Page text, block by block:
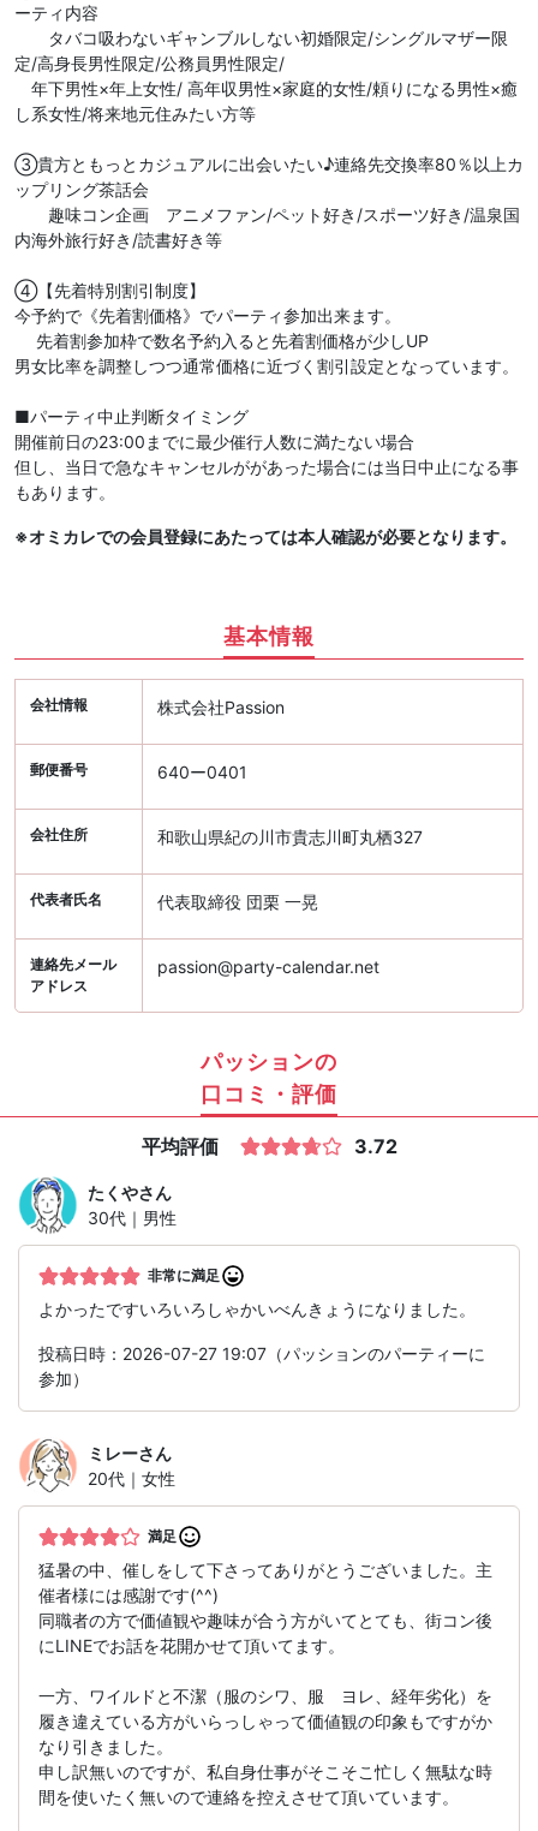
ーティ内容
タバコ吸わないギャンブルしない初婚限定/シングルマザー限
定/高身長男性限定/公務員男性限定/
年下男性×年上女性/ 高年収男性×家庭的女性/頼りになる男性×癒
し系女性/将来地元住みたい方等
③貴方ともっとカジュアルに出会いたい♪連絡先交換率80％以上カ
ップリング茶話会
趣味コン企画 アニメファン/ペット好き/スポーツ好き/温泉国
内海外旅行好き/読書好き等
④【先着特別割引制度】
今予約で《先着割価格》でパーティ参加出来ます。
先着割参加枠で数名予約入ると先着割価格が少しUP
男女比率を調整しつつ通常価格に近づく割引設定となっています。
■パーティ中止判断タイミング
開催前日の23:00までに最少催行人数に満たない場合
但し、当日で急なキャンセルががあった場合には当日中止になる事
もあります。
※オミカレでの会員登録にあたっては本人確認が必要となります。
基本情報
会社情報 株式会社Passion
郵便番号 640ー0401
会社住所 和歌山県紀の川市貴志川町丸栖327
代表者氏名 代表取締役 団栗 一晃
連絡先メール
アドレス
passion@party-calendar.net
パッションの
口コミ・評価
平均評価 3.72
たくやさん
30代｜男性
非常に満足
よかったですいろいろしゃかいべんきょうになりました。
投稿日時：2026-07-27 19:07（パッションのパーティーに
参加）
ミレーさん
20代｜女性
満足
猛暑の中、催しをして下さってありがとうございました。主
催者様には感謝です(^^)
同職者の方で価値観や趣味が合う方がいてとても、街コン後
にLINEでお話を花開かせて頂いてます。
一方、ワイルドと不潔（服のシワ、服 ヨレ、経年劣化）を
履き違えている方がいらっしゃって価値観の印象もですがか
なり引きました。
申し訳無いのですが、私自身仕事がそこそこ忙しく無駄な時
間を使いたく無いので連絡を控えさせて頂いています。